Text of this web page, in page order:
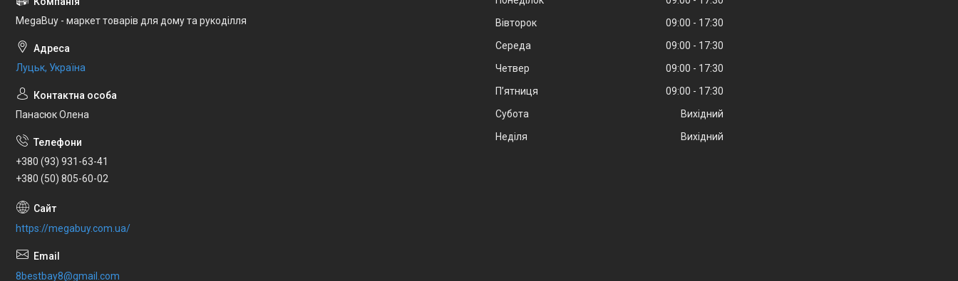
MegaBuy - маркет товарів для дому та рукоділля
Луцьк, Україна
Панасюк Олена
+380 (93) 931-63-41
+380 (50) 805-60-02
https://megabuy.com.ua/
8bestbay8@gmail.com
Вівторок
09:00
17:30
Середа
09:00
17:30
Четвер
09:00
17:30
Пʼятниця
09:00
17:30
Субота
Вихідний
Неділя
Вихідний